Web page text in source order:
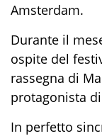
Amsterdam.
Durante il
ospite del
rassegna di
protagonista
In perfetto